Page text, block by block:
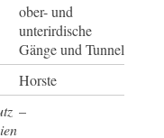
ober- und
unterirdische
Gänge und Tunnel
Horste
–